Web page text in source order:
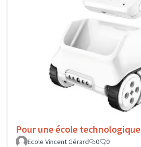
Pour une école technologique
Ecole Vincent Gérard
0 0